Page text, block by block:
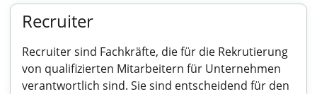
Recruiter
Recruiter sind Fachkräfte, die für die Rekrutierung
von qualifizierten Mitarbeitern für Unternehmen
verantwortlich sind. Sie sind entscheidend für den